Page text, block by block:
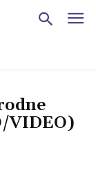
VIDEO)